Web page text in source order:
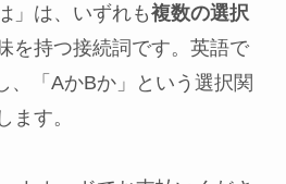
」は、いずれも複数の選択
を持つ接続詞です。英語で
、「AかBか」という選択関
ます。